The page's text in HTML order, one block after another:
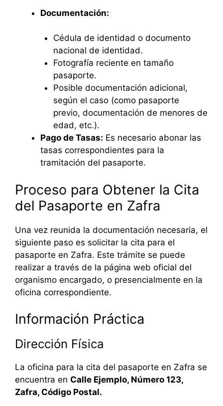
Documentación:
Cédula de identidad o documento
nacional de identidad.
Fotografía reciente en tamaño
pasaporte.
Posible documentación adicional,
según el caso (como pasaporte
previo, documentación de menores de
edad, etc.).
Pago de Tasas: Es necesario abonar las
tasas correspondientes para la
tramitación del pasaporte.
Proceso para Obtener la Cita
del Pasaporte en Zafra
Una vez reunida la documentación necesaria, el
siguiente paso es solicitar la cita para el
pasaporte en Zafra. Este trámite se puede
realizar a través de la página web oficial del
organismo encargado, o presencialmente en la
oficina correspondiente.
Información Práctica
Dirección Física
La oficina para la cita del pasaporte en Zafra se
encuentra en Calle Ejemplo, Número 123,
Zafra, Código Postal.